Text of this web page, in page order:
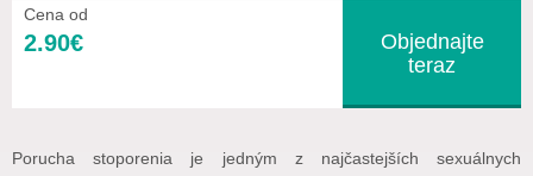
Cena od
2.90€
Objednajte
teraz
Porucha stoporenia je jedným z najčastejších sexuálnych